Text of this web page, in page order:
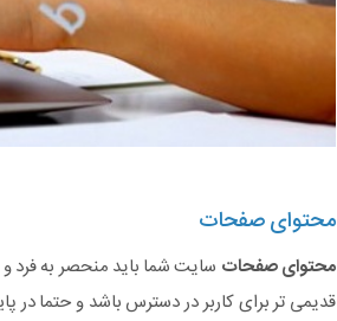
محتوای صفحات
محتوای صفحات سایت شما باید منحصر به فرد
قدیمی تر برای کاربر در دسترس باشد و حتما